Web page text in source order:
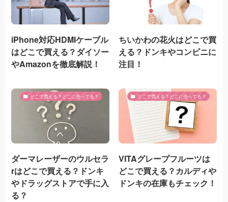
iPhone対応HDMIケーブル
はどこで買える？ダイソー
やAmazonを徹底解説！
ちいかわの花火はどこで買
える？ドンキやコンビニに
注目！
どこで買える？どこに売ってる？
ダーマレーザーのウルセラ
rはどこで買える？ドンキ
やドラッグストアで手に入
る？
どこで買える？どこに売ってる？
VITAグレープフルーツは
どこで買える？カルディや
ドンキの在庫もチェック！